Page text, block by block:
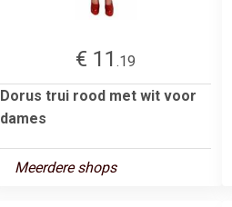
€ 11 .19
Dorus trui rood met wit voor
dames
Meerdere shops